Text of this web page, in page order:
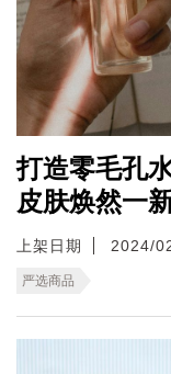
打造零毛孔
皮肤焕然一
上架日期 2024/
严选商品